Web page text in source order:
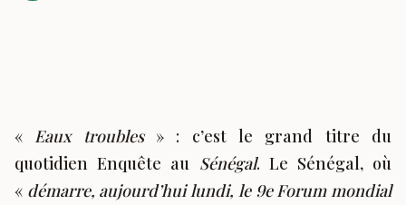
« Eaux troubles» : c’est le grand titre du
quotidien Enquête au Sénégal. Le Sénégal, où
« démarre, aujourd’hui lundi, le 9e Forum mondial